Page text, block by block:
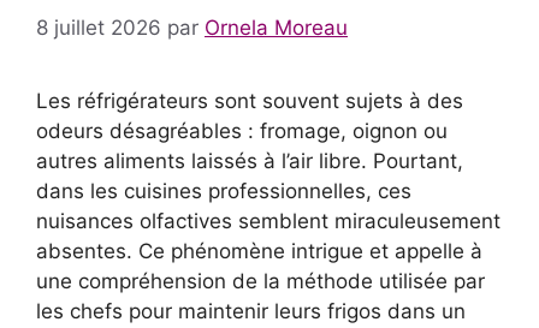
8 juillet 2026 par Ornela Moreau
Les réfrigérateurs sont souvent sujets à des
odeurs désagréables : fromage, oignon ou
autres aliments laissés à l’air libre. Pourtant,
dans les cuisines professionnelles, ces
nuisances olfactives semblent miraculeusement
absentes. Ce phénomène intrigue et appelle à
une compréhension de la méthode utilisée par
les chefs pour maintenir leurs frigos dans un